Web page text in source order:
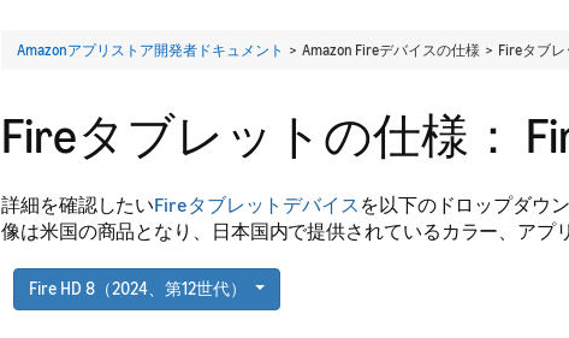
Amazonアプリストア開発者ドキュメント > Amazon Fireデバイスの仕様 > Fireタブ
Fireタブレットの仕様：
詳細を確認したいFireタブレットデバイス を以下のドロップダウ
像は米国の商品となり、日本国内で提供されているカラー、アプ
Fire HD 8（2024、第12世代）